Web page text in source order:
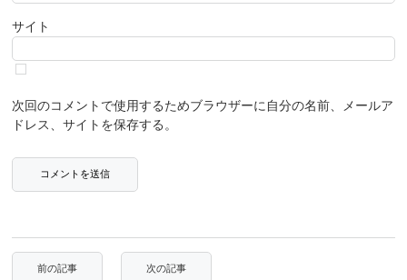
サイト
次回のコメントで使用するためブラウザーに自分の名前、メールア
ドレス、サイトを保存する。